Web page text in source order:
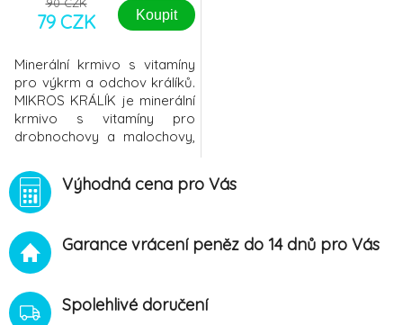
79 CZK Koupit
Minerální krmivo s vitamíny
pro výkrm a odchov králíků.
MIKROS KRÁLÍK je minerální
krmivo s vitamíny pro
drobnochovy a malochovy,
optimální hladiny minerálních
látek, vitamVýhodná cena pro Vás
Garance vrácení peněz do 14 dnů pro Vás
Spolehlivé doručení